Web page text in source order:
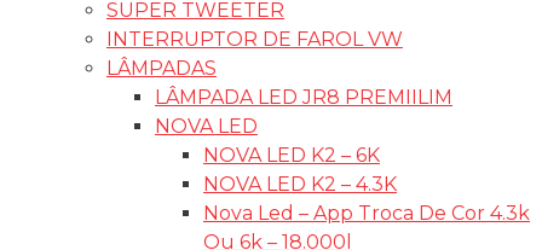
SUPER TWEETER
INTERRUPTOR DE FAROL VW
LÂMPADAS
LÂMPADA LED JR8 PREMIILIM
NOVA LED
NOVA LED K2 – 6K
NOVA LED K2 – 4.3K
Nova Led – App Troca De Cor 4.3k
Ou 6k – 18.000l